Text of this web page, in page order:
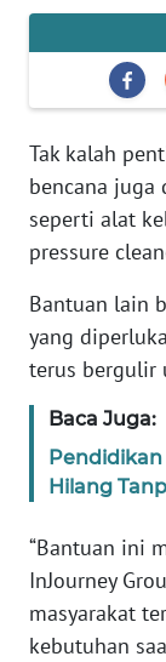
Tak kalah
bencana juga
seperti alat
pressure
Bantuan lain
yang
terus bergulir
Baca Juga:
Hilang
“Bantuan ini
InJourney
masyarakat
kebutuhan
Informasi
INDEKS
KONTAK
KAMI
IKLAN
KAMI
PEDOMAN
MEDIA